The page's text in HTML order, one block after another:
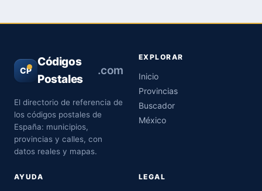
CP
Códigos
Postales
.com
El directorio de referencia de
los códigos postales de
España: municipios,
provincias y calles, con
datos reales y mapas.
EXPLORAR
Inicio
Provincias
Buscador
México
AYUDA LEGAL